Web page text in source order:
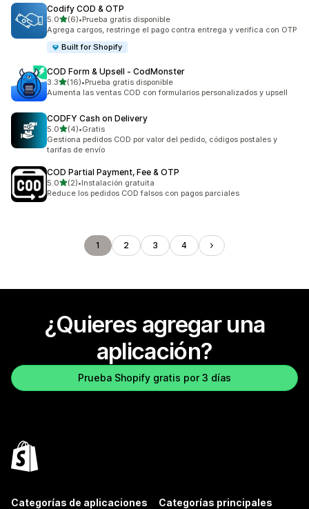
Codify COD & OTP
5.0de 5 estrellas
(6)
6 reseñas en total
•Prueba gratis disponible
Agrega cargos, restringe el pago contra entrega y verifica con OTP
Built for Shopify
COD Form & Upsell ‑ CodMonster
3.3de 5 estrellas
(16)
16 reseñas en total
•Prueba gratis disponible
Aumenta las ventas COD con formularios personalizados y upsell
CODFY Cash on Delivery
5.0de 5 estrellas
(4)
4 reseñas en total
•Gratis
Gestiona pedidos COD por valor del pedido, códigos postales y
tarifas de envío
COD Partial Payment, Fee & OTP
5.0de 5 estrellas
(2)
2 reseñas en total
•Instalación gratuita
Reduce los pedidos COD falsos con pagos parciales
1 2 3 4
¿Quieres agregar una
aplicación?
Prueba Shopify gratis por 3 días
Categorías de aplicaciones Categorías principales